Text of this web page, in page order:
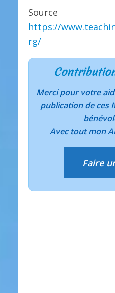
https://
rg/
Merci pour votre
publication de ces
Avec tout mon
Faire